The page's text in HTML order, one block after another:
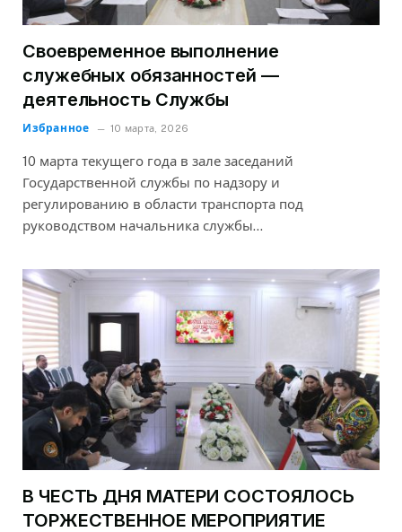
Своевременное выполнение
служебных обязанностей —
деятельность Службы
Избранное 10 марта, 2026
10 марта текущего года в зале заседаний
Государственной службы по надзору и
регулированию в области транспорта под
руководством начальника службы…
В ЧЕСТЬ ДНЯ МАТЕРИ СОСТОЯЛОСЬ
ТОРЖЕСТВЕННОЕ МЕРОПРИЯТИЕ